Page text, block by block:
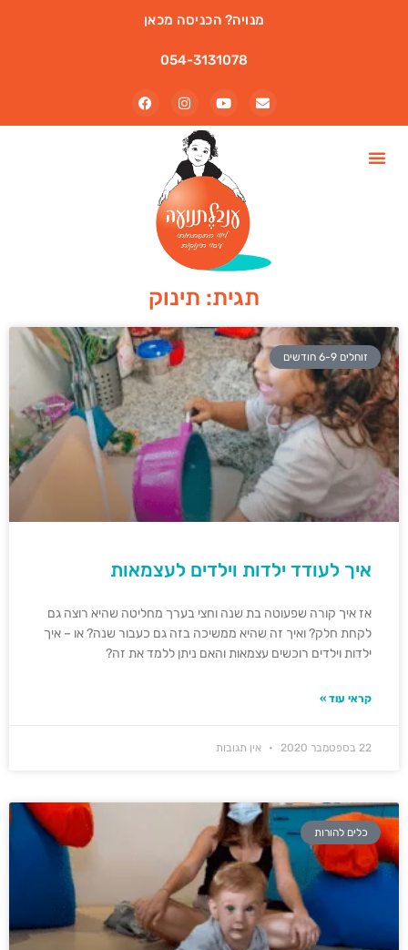
מנויה? הכניסה מכאן
054-3131078
תגית: תינוק
זוחלים 6-9 חודשים
איך לעודד ילדות וילדים לעצמאות
אז איך קורה שפעוטה בת שנה וחצי בערך מחליטה שהיא רוצה גם
לקחת חלק? ואיך זה שהיא ממשיכה בזה גם כעבור שנה? או – איך
ילדות וילדים רוכשים עצמאות והאם ניתן ללמד את זה?
קראי עוד »
22 בספטמבר 2020 אין תגובות
כלים להורות